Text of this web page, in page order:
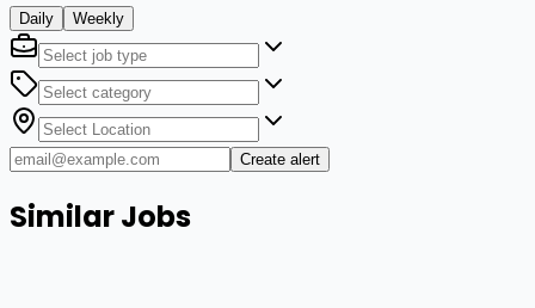
Daily Weekly
Create alert
Similar Jobs